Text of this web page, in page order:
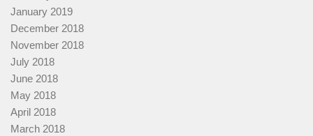
January 2019
December 2018
November 2018
July 2018
June 2018
May 2018
April 2018
March 2018